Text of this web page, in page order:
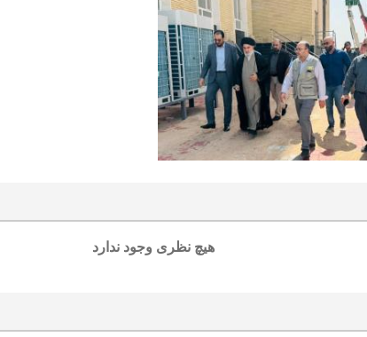
هیچ نظری وجود ندارد